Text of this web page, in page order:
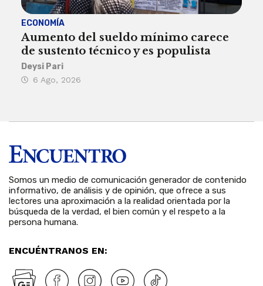
ECONOMÍA
Aumento del sueldo mínimo carece
de sustento técnico y es populista
Deysi Pari
6 Ago, 2026
Somos un medio de comunicación generador de contenido
informativo, de análisis y de opinión, que ofrece a sus
lectores una aproximación a la realidad orientada por la
búsqueda de la verdad, el bien común y el respeto a la
persona humana.
ENCUÉNTRANOS EN: